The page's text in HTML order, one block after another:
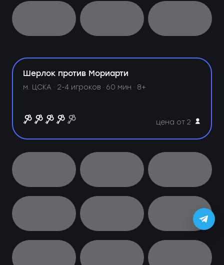
Шерлок против Мориарти
м. ЦСКА ·2-4 игроков · 60 мин · 8+
цена от 2